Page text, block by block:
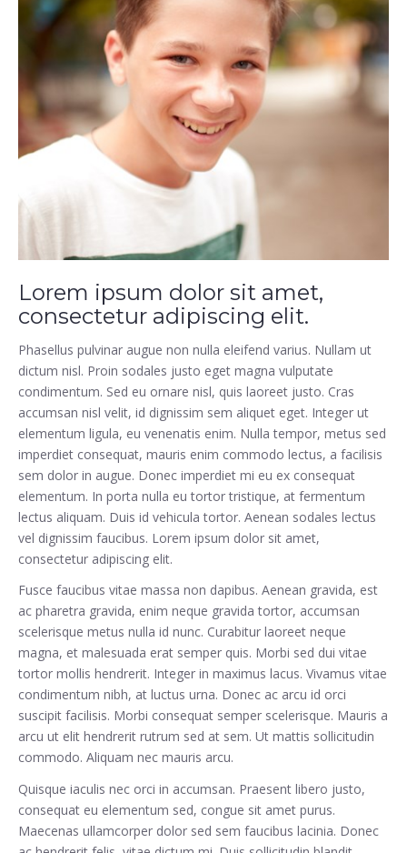
Lorem ipsum dolor sit amet,
consectetur adipiscing elit.
Phasellus pulvinar augue non nulla eleifend varius. Nullam ut
dictum nisl. Proin sodales justo eget magna vulputate
condimentum. Sed eu ornare nisl, quis laoreet justo. Cras
accumsan nisl velit, id dignissim sem aliquet eget. Integer ut
elementum ligula, eu venenatis enim. Nulla tempor, metus sed
imperdiet consequat, mauris enim commodo lectus, a facilisis
sem dolor in augue. Donec imperdiet mi eu ex consequat
elementum. In porta nulla eu tortor tristique, at fermentum
lectus aliquam. Duis id vehicula tortor. Aenean sodales lectus
vel dignissim faucibus. Lorem ipsum dolor sit amet,
consectetur adipiscing elit.
Fusce faucibus vitae massa non dapibus. Aenean gravida, est
ac pharetra gravida, enim neque gravida tortor, accumsan
scelerisque metus nulla id nunc. Curabitur laoreet neque
magna, et malesuada erat semper quis. Morbi sed dui vitae
tortor mollis hendrerit. Integer in maximus lacus. Vivamus vitae
condimentum nibh, at luctus urna. Donec ac arcu id orci
suscipit facilisis. Morbi consequat semper scelerisque. Mauris a
arcu ut elit hendrerit rutrum sed at sem. Ut mattis sollicitudin
commodo. Aliquam nec mauris arcu.
Quisque iaculis nec orci in accumsan. Praesent libero justo,
consequat eu elementum sed, congue sit amet purus.
Maecenas ullamcorper dolor sed sem faucibus lacinia. Donec